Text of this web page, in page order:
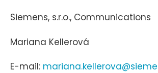
Siemens, s.r.o., Communications
Mariana Kellerová
E-mail: